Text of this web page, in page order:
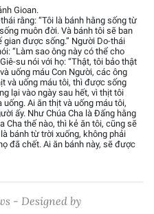
Gioan.
rằng: “Tôi là bánh hằng sống từ
muôn đời. Và bánh tôi sẽ ban
được sống.” Người Do-thái
“Làm sao ông này có thể cho
su nói với họ: “Thật, tôi bảo thật
uống máu Con Người, các ông
và uống máu tôi, thì được sống
lại vào ngày sau hết, vì thịt tôi
Ai ăn thịt và uống máu tôi,
ấy. Như Chúa Cha là Đấng hằng
Cha thế nào, thì kẻ ăn tôi, cũng sẽ
bánh từ trời xuống, không phải
đã chết. Ai ăn bánh này, sẽ được
- Designed by